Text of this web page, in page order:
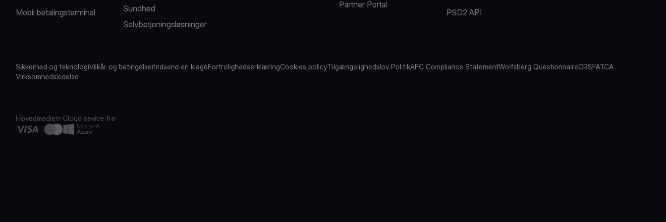
Mobil betalingsterminal
Sundhed
Selvbetjeningsløsninger
Partner Portal
PSD2 API
Sikkerhed og teknologiVilkår og betingelserIndsend en klageFortrolighedserklæringCookies policyTilgængelighedslov PolitikAFC Compliance StatementWolfsberg QuestionnaireCRSFATCA
Virksomhedsledelse
Hovedmedlem Cloud sevice fra